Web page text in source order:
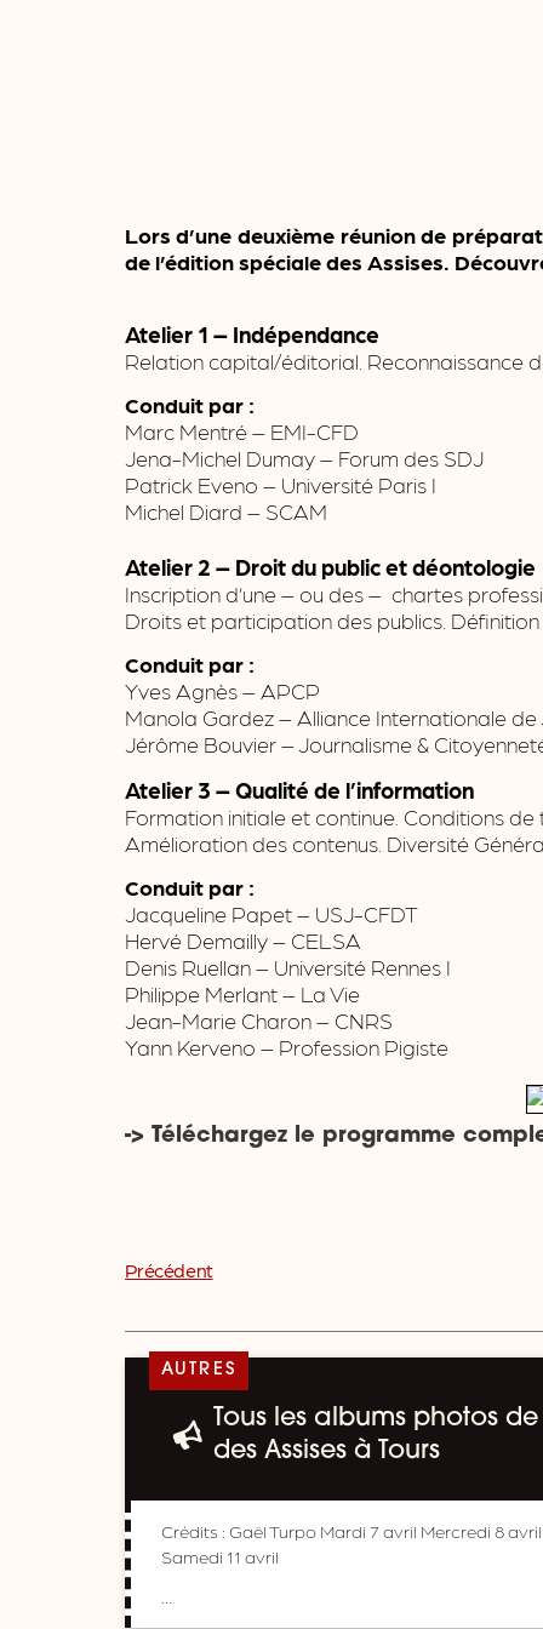
Lors d’une deuxième réunion de
de l’édition spéciale des Assises.
Atelier 1 – Indépendance
Relation capital/éditorial. Reconnaissance
Conduit par :
Marc Mentré – EMI-CFD
Jena-Michel Dumay – Forum des SDJ
Patrick Eveno – Université Paris I
Michel Diard – SCAM
Atelier 2 – Droit du public et déontologie
Inscription d’une – ou des – chartes
Droits et participation des publics.
Conduit par :
Yves Agnès – APCP
Manola Gardez – Alliance Internationale de
Jérôme Bouvier – Journalisme &
Atelier 3 – Qualité de l’information
Formation initiale et continue. Conditions
Amélioration des contenus. Diversité
Conduit par :
Jacqueline Papet – USJ-CFDT
Hervé Demailly – CELSA
Denis Ruellan – Université Rennes I
Philippe Merlant – La Vie
Jean-Marie Charon – CNRS
Yann Kerveno – Profession Pigiste
-> Téléchargez le programme
Précédent
AUTRES
Tous les albums photos
des Assises à Tours
Crédits : Gaël Turpo Mardi 7 avril Mercredi 8
Samedi 11 avril